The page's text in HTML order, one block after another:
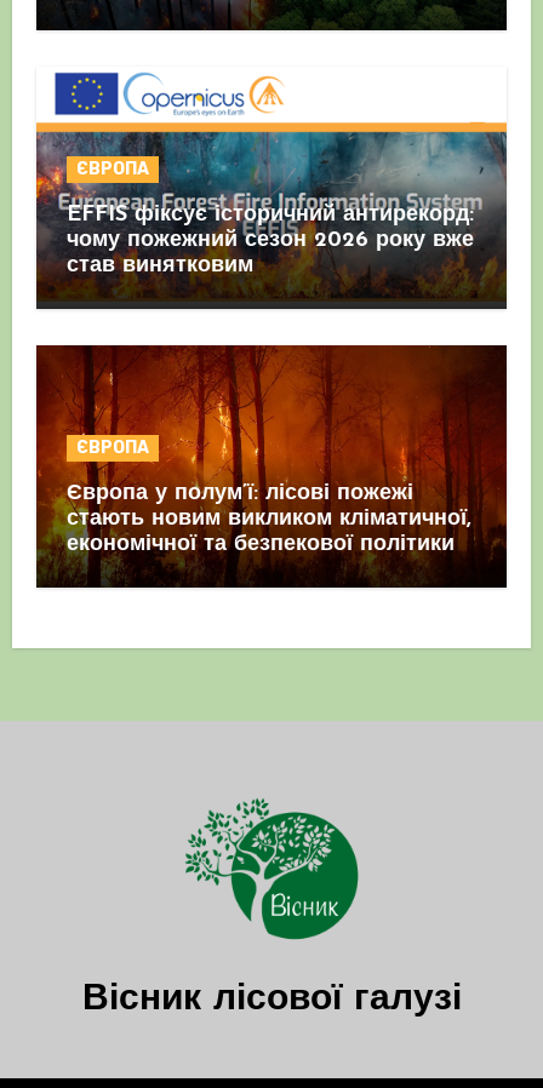
ЄВРОПА
EFFIS фіксує історичний антирекорд:
чому пожежний сезон 2026 року вже
став винятковим
ЄВРОПА
Європа у полум’ї: лісові пожежі
стають новим викликом кліматичної,
економічної та безпекової політики
Вісник лісової галузі